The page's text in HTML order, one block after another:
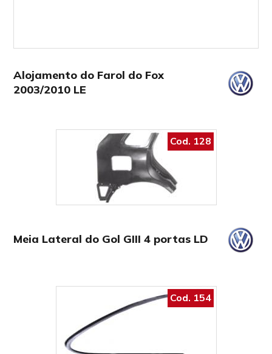
Alojamento do Farol do Fox
2003/2010 LE
Cod. 128
Meia Lateral do Gol GIII 4 portas LD
Cod. 154